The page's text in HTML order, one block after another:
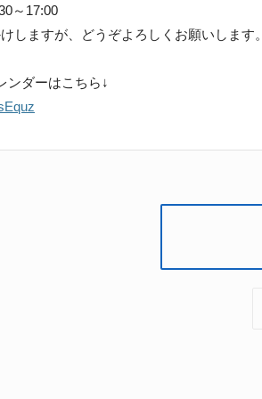
～17:00
しますが、どうぞよろしくお願いします。
ンダーはこちら↓